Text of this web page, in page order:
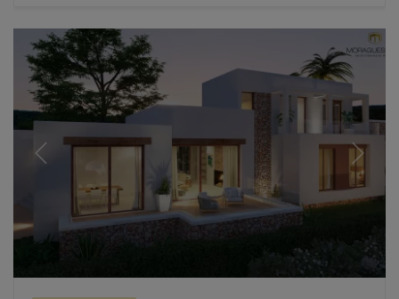
Previous Next